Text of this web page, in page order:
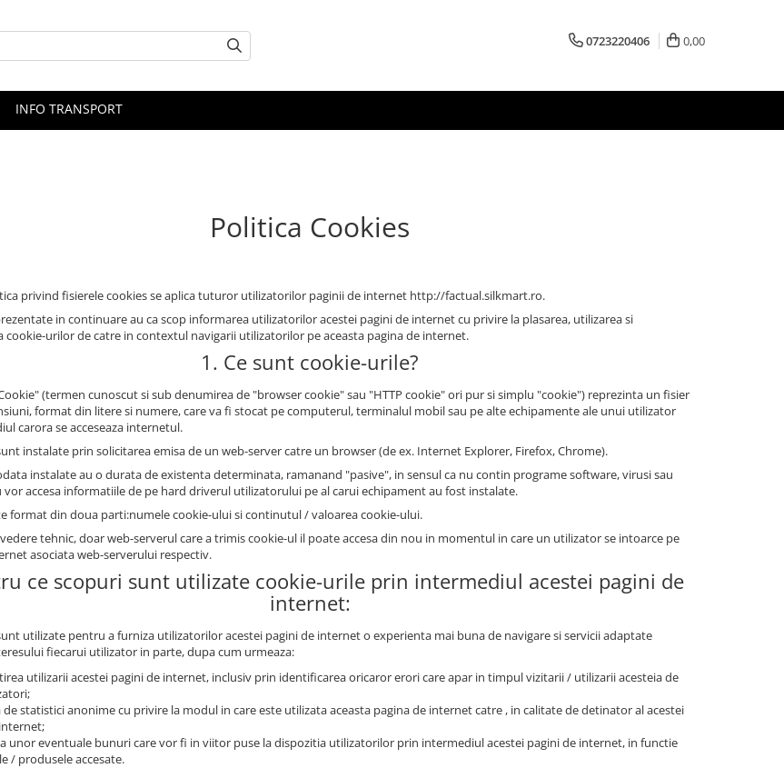
0723220406 0,00
INFO TRANSPORT
Politica Cookies
privind fisierele cookies se aplica tuturor utilizatorilor paginii de internet http://factual.silkmart.ro.
in continuare au ca scop informarea utilizatorilor acestei pagini de internet cu privire la plasarea, utilizarea si
cookie-urilor de catre in contextul navigarii utilizatorilor pe aceasta pagina de internet.
1. Ce sunt cookie-urile?
(termen cunoscut si sub denumirea de "browser cookie" sau "HTTP cookie" ori pur si simplu "cookie") reprezinta un fisier
format din litere si numere, care va fi stocat pe computerul, terminalul mobil sau pe alte echipamente ale unui utilizator
carora se acceseaza internetul.
instalate prin solicitarea emisa de un web-server catre un browser (de ex. Internet Explorer, Firefox, Chrome).
instalate au o durata de existenta determinata, ramanand "pasive", in sensul ca nu contin programe software, virusi sau
vor accesa informatiile de pe hard driverul utilizatorului pe al carui echipament au fost instalate.
format din doua parti:numele cookie-ului si continutul / valoarea cookie-ului.
tehnic, doar web-serverul care a trimis cookie-ul il poate accesa din nou in momentul in care un utilizator se intoarce pe
asociata web-serverului respectiv.
ce scopuri sunt utilizate cookie-urile prin intermediul acestei pagini de
internet:
utilizate pentru a furniza utilizatorilor acestei pagini de internet o experienta mai buna de navigare si servicii adaptate
fiecarui utilizator in parte, dupa cum urmeaza:
utilizarii acestei pagini de internet, inclusiv prin identificarea oricaror erori care apar in timpul vizitarii / utilizarii acesteia de
statistici anonime cu privire la modul in care este utilizata aceasta pagina de internet catre , in calitate de detinator al acestei
unor eventuale bunuri care vor fi in viitor puse la dispozitia utilizatorilor prin intermediul acestei pagini de internet, in functie
/ produsele accesate.